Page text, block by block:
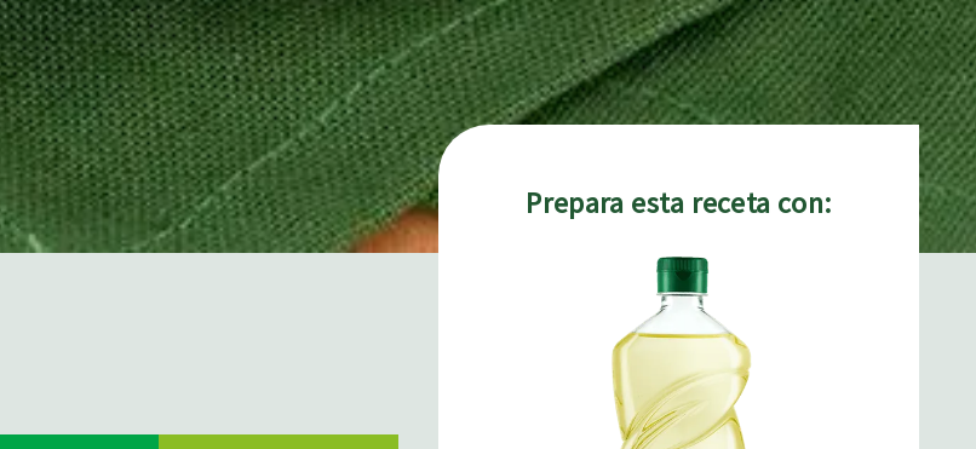
Prepara esta receta con: